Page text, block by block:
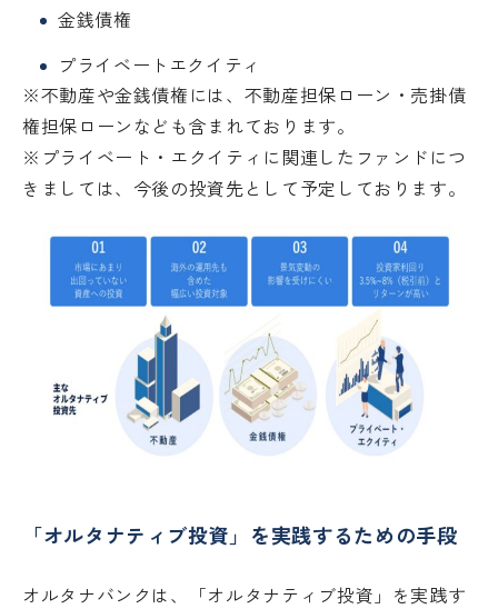
金銭債権
プライベートエクイティ
※不動産や金銭債権には、不動産担保ローン・売掛債
権担保ローンなども含まれております。
※プライベート・エクイティに関連したファンドにつ
きましては、今後の投資先として予定しております。
「オルタナティブ投資」を実践するための手段
オルタナバンクは、「オルタナティブ投資」を実践す